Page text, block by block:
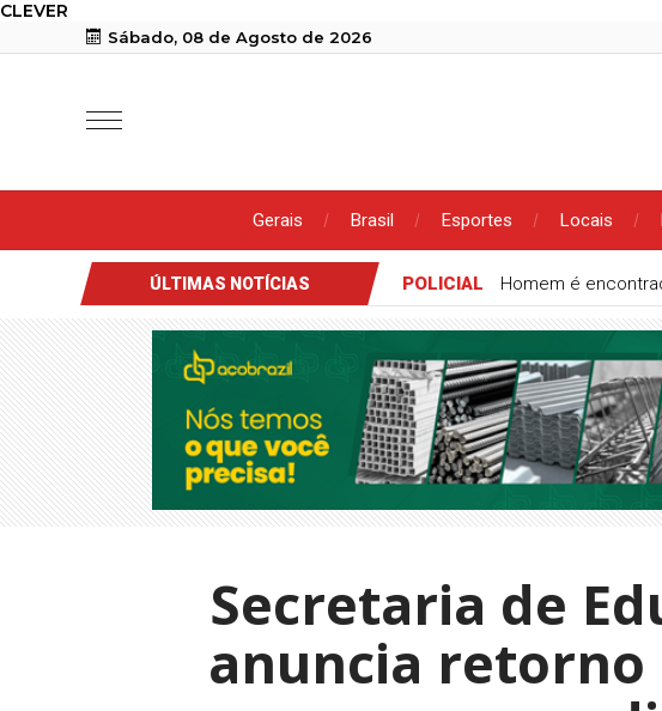
CLEVER
Sábado, 08 de Agosto de 2026
Gerais Brasil Esportes Locais
ÚLTIMAS NOTÍCIAS POLICIAL Homem é
Secretaria de
anuncia retorno